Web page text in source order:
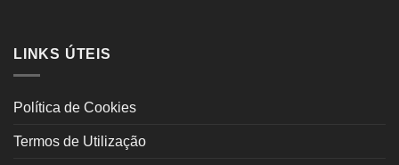
LINKS ÚTEIS
Política de Cookies
Termos de Utilização